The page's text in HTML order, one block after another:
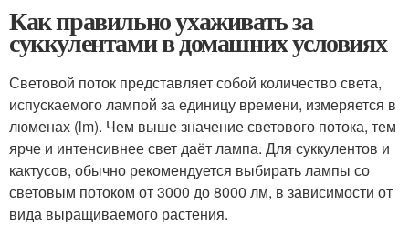
Как правильно ухаживать за
суккулентами в домашних условиях
Световой поток представляет собой количество света,
испускаемого лампой за единицу времени, измеряется в
люменах (lm). Чем выше значение светового потока, тем
ярче и интенсивнее свет даёт лампа. Для суккулентов и
кактусов, обычно рекомендуется выбирать лампы со
световым потоком от 3000 до 8000 лм, в зависимости от
вида выращиваемого растения.